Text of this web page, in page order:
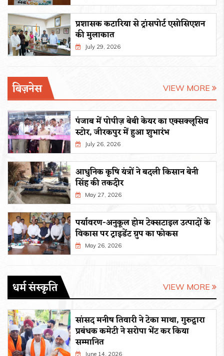
प्रशासक कटारिया से ट्रांसपोर्ट एसोसिएशन
की मुलाकात
July 29, 2026
बिज़नेस VIEW MORE
पंजाब में पोपीज़ बेबी केयर का एक्सक्लूसिव
स्टोर, जीरकपुर में हुआ शुभारंभ
July 26, 2026
आधुनिक कृषि यंत्रों ने बदली किसान बेनी
सिंह की तकदीर
May 27, 2026
पर्यावरण-अनुकूल होम टेक्सटाइल उत्पादों के
विकास पर ट्राइडेंट ग्रुप का फोकस
May 26, 2026
धर्म संस्कृति VIEW MORE
सांसद मनीष तिवारी ने टेका माथा, गुरुद्वारा
प्रबंधक कमेटी ने सरोपा भेंट कर किया
सम्मानित
June 14, 2026